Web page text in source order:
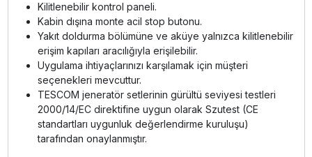
Kilitlenebilir kontrol paneli.
Kabin dışına monte acil stop butonu.
Yakıt doldurma bölümüne ve aküye yalnızca kilitlenebilir
erişim kapıları aracılığıyla erişilebilir.
Uygulama ihtiyaçlarınızı karşılamak için müşteri
seçenekleri mevcuttur.
TESCOM jeneratör setlerinin gürültü seviyesi testleri
2000/14/EC direktifine uygun olarak Szutest (CE
standartları uygunluk değerlendirme kuruluşu)
tarafından onaylanmıştır.